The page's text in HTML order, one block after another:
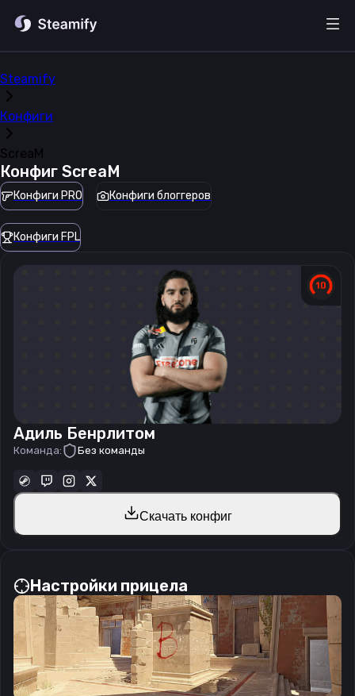
Steamify
Конфиги
ScreaM
Конфиг ScreaM
Конфиги PRO Конфиги блоггеров
Конфиги FPL
Адиль Бенрлитом
Команда: Без команды
Скачать конфиг
Настройки прицела